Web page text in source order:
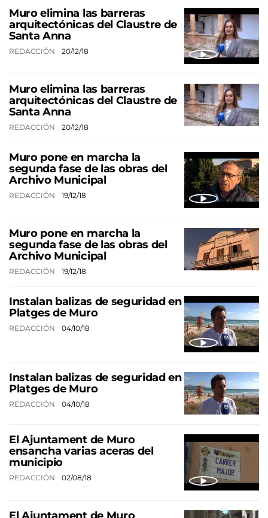
Muro elimina las barreras
arquitectónicas del Claustre de
Santa Anna
REDACCIÓN 20/12/18
Muro elimina las barreras
arquitectónicas del Claustre de
Santa Anna
REDACCIÓN 20/12/18
Muro pone en marcha la
segunda fase de las obras del
Archivo Municipal
REDACCIÓN 19/12/18
Muro pone en marcha la
segunda fase de las obras del
Archivo Municipal
REDACCIÓN 19/12/18
Instalan balizas de seguridad en
Platges de Muro
REDACCIÓN 04/10/18
Instalan balizas de seguridad en
Platges de Muro
REDACCIÓN 04/10/18
El Ajuntament de Muro
ensancha varias aceras del
municipio
REDACCIÓN 02/08/18